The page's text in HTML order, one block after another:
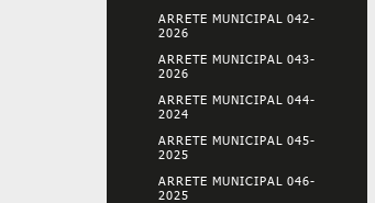
ARRETE MUNICIPAL 042-
2026
ARRETE MUNICIPAL 043-
2026
ARRETE MUNICIPAL 044-
2024
ARRETE MUNICIPAL 045-
2025
ARRETE MUNICIPAL 046-
2025